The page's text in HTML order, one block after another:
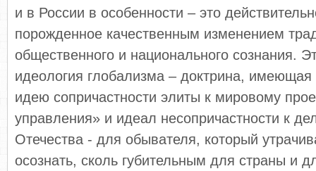
и в России в особенности – это
порожденное качественным изменением
общественного и национального сознания.
идеология глобализма – доктрина,
идею сопричастности элиты к мировому
управления» и идеал несопричастности к
Отечества - для обывателя, который
осознать, сколь губительным для страны и